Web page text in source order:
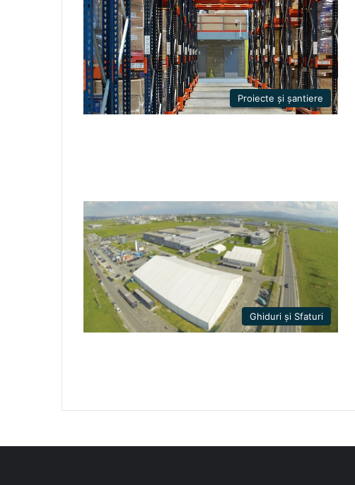
Proiecte și șantiere
Ghiduri și Sfaturi